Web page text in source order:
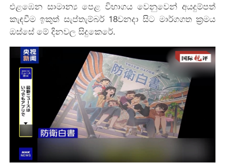
එළඹෙන සාමාන්‍ය පෙළ විභාගය වෙනුවෙන් අයදුම්පත්
කැඳවීම ඉකුත් සැප්තැම්බර් 18වනදා සිට මාර්ගගත ක්‍රමය
ඔස්සේ මේ දිනවල සිදුකෙරේ.